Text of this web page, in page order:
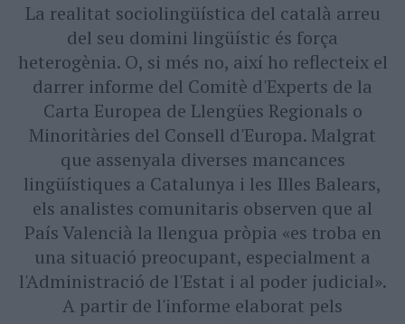
La realitat sociolingüística del català arreu
del seu domini lingüístic és força
heterogènia. O, si més no, així ho reflecteix el
darrer informe del Comitè d'Experts de la
Carta Europea de Llengües Regionals o
Minoritàries del Consell d'Europa. Malgrat
que assenyala diverses mancances
lingüístiques a Catalunya i les Illes Balears,
els analistes comunitaris observen que al
País Valencià la llengua pròpia «es troba en
una situació preocupant, especialment a
l'Administració de l'Estat i al poder judicial».
A partir de l'informe elaborat pels